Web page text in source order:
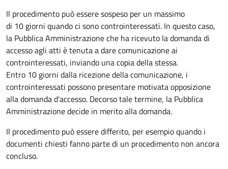
Il procedimento può essere sospeso per un massimo
di 10 giorni quando ci sono controinteressati. In questo caso,
la Pubblica Amministrazione che ha ricevuto la domanda di
accesso agli atti è tenuta a dare comunicazione ai
controinteressati, inviando una copia della stessa.
Entro 10 giorni dalla ricezione della comunicazione, i
controinteressati possono presentare motivata opposizione
alla domanda d'accesso. Decorso tale termine, la Pubblica
Amministrazione decide in merito alla domanda.
Il procedimento può essere differito, per esempio quando i
documenti chiesti fanno parte di un procedimento non ancora
concluso.